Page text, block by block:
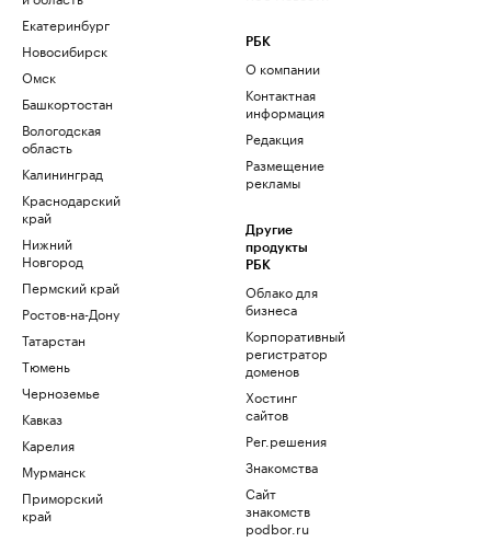
Екатеринбург
Новосибирск
Омск
Башкортостан
Вологодская
область
Калининград
Краснодарский
край
Нижний
Новгород
Пермский край
Ростов-на-Дону
Татарстан
Тюмень
Черноземье
Кавказ
Карелия
Мурманск
Приморский
край
РБК
О компании
Контактная
информация
Редакция
Размещение
рекламы
Другие
продукты
РБК
Облако для
бизнеса
Корпоративный
регистратор
доменов
Хостинг
сайтов
Рег.решения
Знакомства
Сайт
знакомств
podbor.ru